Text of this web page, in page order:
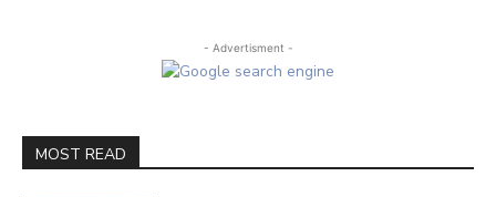
- Advertisment -
MOST READ